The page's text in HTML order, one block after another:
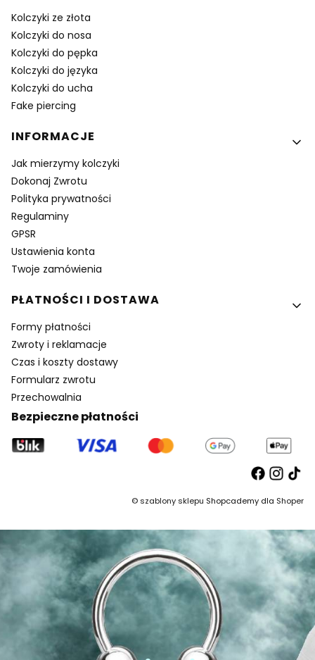
Kolczyki ze złota
Kolczyki do nosa
Kolczyki do pępka
Kolczyki do języka
Kolczyki do ucha
Fake piercing
INFORMACJE
Jak mierzymy kolczyki
Dokonaj Zwrotu
Polityka prywatności
Regulaminy
GPSR
Ustawienia konta
Twoje zamówienia
PŁATNOŚCI I DOSTAWA
Formy płatności
Zwroty i reklamacje
Czas i koszty dostawy
Formularz zwrotu
Przechowalnia
Bezpieczne płatności
©szablony sklepu Shopcademy dla Shoper